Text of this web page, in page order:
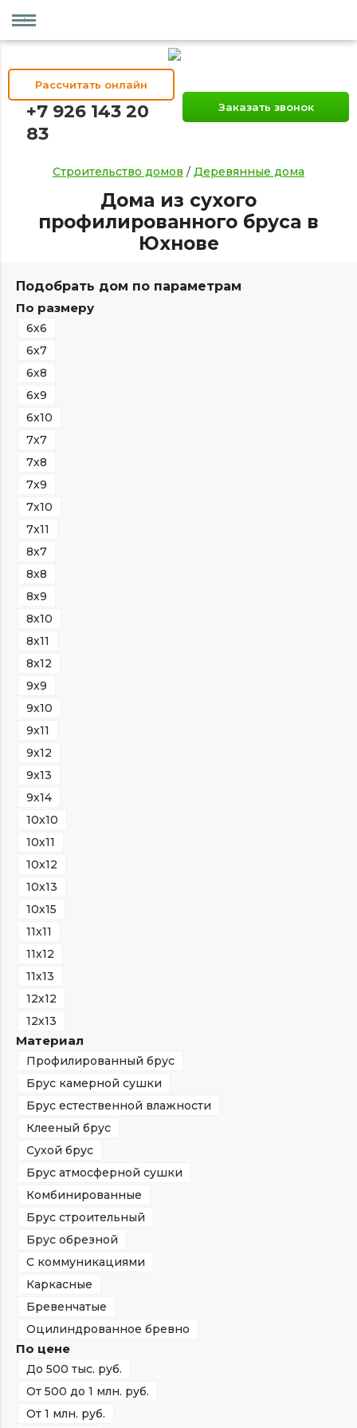
Рассчитать онлайн
+7 926 143 20
83
Заказать звонок
Строительство домов / Деревянные дома
Дома из сухого
профилированного бруса в
Юхнове
Подобрать дом по параметрам
По размеру
6х6
6х7
6х8
6х9
6х10
7х7
7х8
7х9
7х10
7х11
8х7
8х8
8х9
8х10
8х11
8х12
9х9
9х10
9х11
9х12
9х13
9х14
10х10
10х11
10х12
10х13
10х15
11х11
11х12
11х13
12х12
12х13
Материал
Профилированный брус
Брус камерной сушки
Брус естественной влажности
Клееный брус
Сухой брус
Брус атмосферной сушки
Комбинированные
Брус строительный
Брус обрезной
С коммуникациями
Каркасные
Бревенчатые
Оцилиндрованное бревно
По цене
До 500 тыс. руб.
От 500 до 1 млн. руб.
От 1 млн. руб.